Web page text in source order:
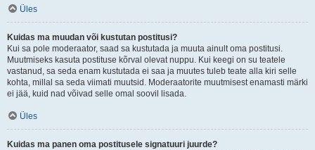
Üles
Kuidas ma muudan või kustutan postitusi?
Kui sa pole moderaator, saad sa kustutada ja muuta ainult oma postitusi.
Muutmiseks kasuta postituse kõrval olevat nuppu. Kui keegi on su teatele
vastanud, sa seda enam kustutada ei saa ja muutes tuleb teate alla kiri selle
kohta, millal sa seda viimati muutsid. Moderaatorite muutmisest enamasti märki
ei jää, kuid nad võivad selle omal soovil lisada.
Üles
Kuidas ma panen oma postitusele signatuuri juurde?